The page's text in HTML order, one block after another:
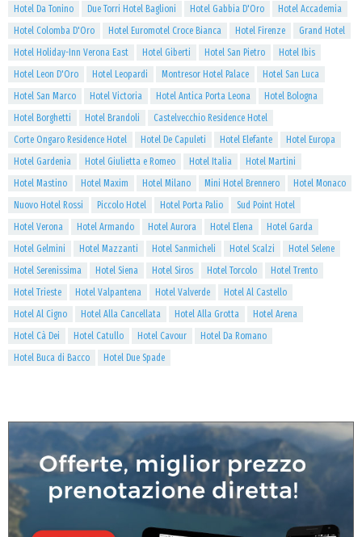
Hotel Da Tonino
Due Torri Hotel Baglioni Hotel Gabbia D'Oro
Hotel Accademia
Hotel Colomba D'Oro
Hotel Euromotel Croce Bianca Hotel Firenze
Grand Hotel
Hotel Holiday-Inn Verona East
Hotel Giberti Hotel San Pietro
Hotel Ibis
Hotel Leon D'Oro
Hotel Leopardi Montresor Hotel Palace
Hotel San Luca
Hotel San Marco
Hotel Victoria Hotel Antica Porta Leona
Hotel Bologna
Hotel Borghetti
Hotel Brandoli
Castelvecchio Residence Hotel
Corte Ongaro Residence Hotel
Hotel De Capuleti Hotel Elefante
Hotel Europa
Hotel Gardenia
Hotel Giulietta e Romeo Hotel Italia
Hotel Martini
Hotel Mastino
Hotel Maxim Hotel Milano Mini Hotel Brennero
Hotel Monaco
Nuovo Hotel Rossi
Piccolo Hotel Hotel Porta Palio
Sud Point Hotel
Hotel Verona
Hotel Armando Hotel Aurora Hotel Elena
Hotel Garda
Hotel Gelmini
Hotel Mazzanti Hotel Sanmicheli Hotel Scalzi
Hotel Selene
Hotel Serenissima
Hotel Siena Hotel Siros Hotel Torcolo
Hotel Trento
Hotel Trieste
Hotel Valpantena Hotel Valverde
Hotel Al Castello
Hotel Al Cigno
Hotel Alla Cancellata Hotel Alla Grotta
Hotel Arena
Hotel Cà Dei
Hotel Catullo Hotel Cavour
Hotel Da Romano
Hotel Buca di Bacco
Hotel Due Spade